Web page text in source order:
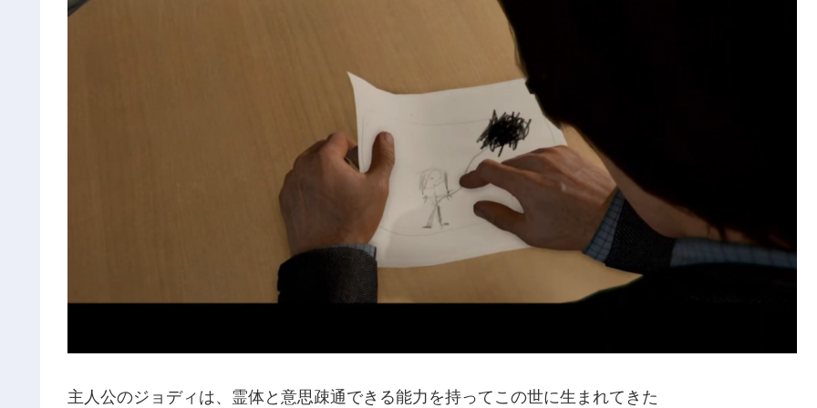
主人公のジョディは、霊体と意思疎通できる能力を持ってこの世に生まれてきた